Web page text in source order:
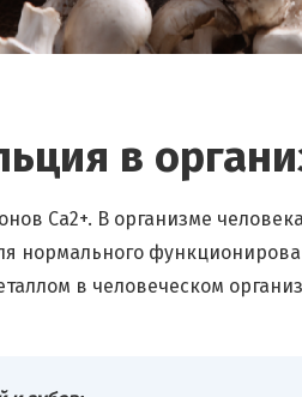
в
Ca2+. В организме
нормального
в человеческом